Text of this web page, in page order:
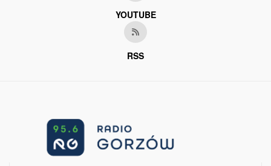
YOUTUBE
RSS